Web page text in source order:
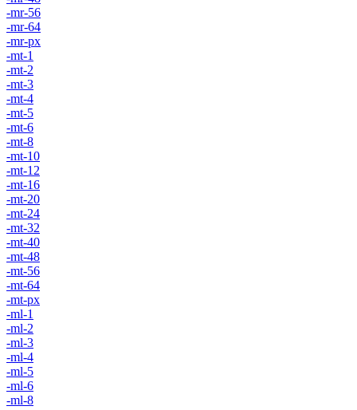
-mr-56
-mr-64
-mr-px
-mt-1
-mt-2
-mt-3
-mt-4
-mt-5
-mt-6
-mt-8
-mt-10
-mt-12
-mt-16
-mt-20
-mt-24
-mt-32
-mt-40
-mt-48
-mt-56
-mt-64
-mt-px
-ml-1
-ml-2
-ml-3
-ml-4
-ml-5
-ml-6
-ml-8